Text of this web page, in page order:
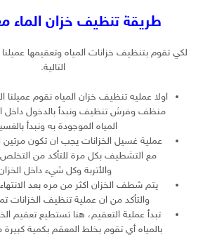
طريقة تنظيف خزان الماء
لكي تقوم بتنظيف خزانات المياه وتعقيمها
التالية.
اولا عمليه تنظيف خزان المياه نقوم عميلنا
منظف وفرش تنظيف ونبدأ بالدخول داخل
المياه الموجودة به ونبدأ
عملية غسيل الخزانات يجب ان تكون
مع التشطيف بكل مرة للتأكد من
والأتربة وكل شيء داخل
يتم شطف الخزان اكثر من مره بعد
والتأكد من ان عملية تنظيف الخزانات
تبدأ عملية التعقيم، هنا تستطيع تعقيم
بالمياه أي تقوم بخلط المعقم بكمية كبيرة